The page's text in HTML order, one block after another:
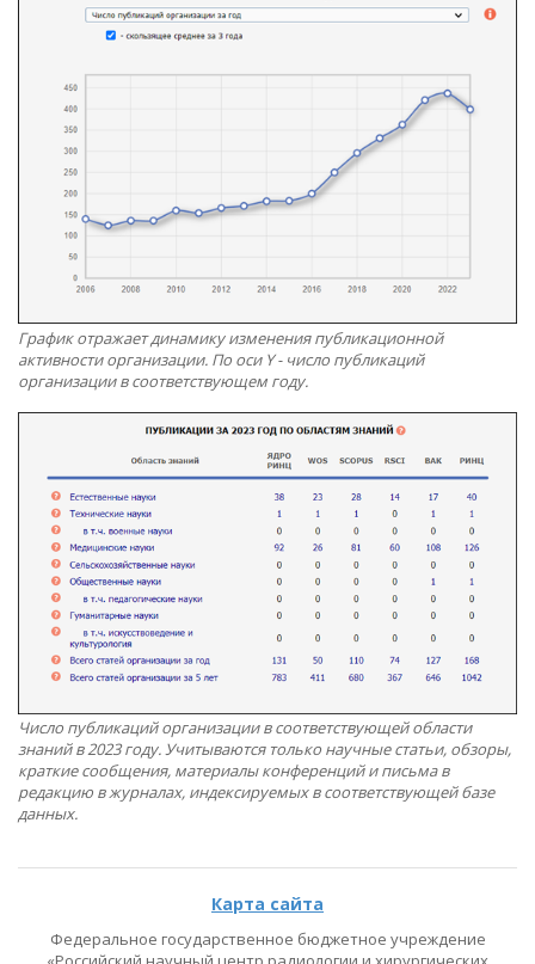
График отражает динамику изменения публикационной
активности организации. По оси Y - число публикаций
организации в соответствующем году.
Число публикаций организации в соответствующей области
знаний в 2023 году. Учитываются только научные статьи, обзоры,
краткие сообщения, материалы конференций и письма в
редакцию в журналах, индексируемых в соответствующей базе
данных.
Карта сайта
Федеральное государственное бюджетное учреждение